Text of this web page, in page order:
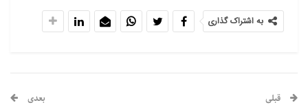
پیمانکار این طرح این کلیسا را که مربوط به سال ۱۹۱۲
است پنج کیلومتر جابجا کرده است. براثر فرونشست ناشی
به اشتراک گذاری
قبلی بعدی